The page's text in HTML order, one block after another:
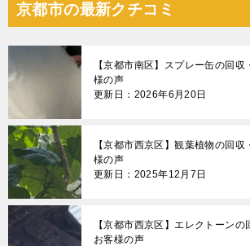
京都市の最新クチコミ
【京都市南区】スプレー缶の回
様の声
更新日：2026年6月20日
【京都市西京区】観葉植物の回
様の声
更新日：2025年12月7日
【京都市西京区】エレクトーン
お客様の声